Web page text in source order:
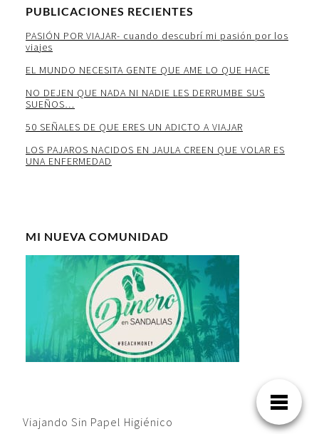
PUBLICACIONES RECIENTES
PASIÓN POR VIAJAR- cuando descubrí mi pasión por los
viajes
EL MUNDO NECESITA GENTE QUE AME LO QUE HACE
NO DEJEN QUE NADA NI NADIE LES DERRUMBE SUS
SUEÑOS…
50 SEÑALES DE QUE ERES UN ADICTO A VIAJAR
LOS PAJAROS NACIDOS EN JAULA CREEN QUE VOLAR ES
UNA ENFERMEDAD
MI NUEVA COMUNIDAD
Viajando Sin Papel Higiénico